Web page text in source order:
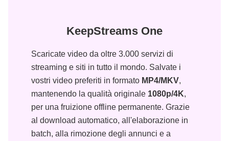
KeepStreams One
Scaricate video da oltre 3.000 servizi di
streaming e siti in tutto il mondo. Salvate i
vostri video preferiti in formato MP4/MKV,
mantenendo la qualità originale 1080p/4K,
per una fruizione offline permanente. Grazie
al download automatico, all'elaborazione in
batch, alla rimozione degli annunci e a